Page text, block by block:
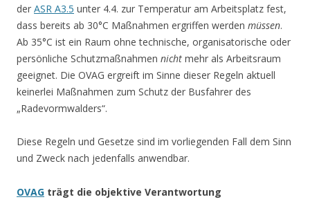
der ASR A3.5 unter 4.4. zur Temperatur am Arbeitsplatz fest,
dass bereits ab 30°C Maßnahmen ergriffen werden müssen.
Ab 35°C ist ein Raum ohne technische, organisatorische oder
persönliche Schutzmaßnahmen nicht mehr als Arbeitsraum
geeignet. Die OVAG ergreift im Sinne dieser Regeln aktuell
keinerlei Maßnahmen zum Schutz der Busfahrer des
„Radevormwalders“.
Diese Regeln und Gesetze sind im vorliegenden Fall dem Sinn
und Zweck nach jedenfalls anwendbar.
OVAG trägt die objektive Verantwortung